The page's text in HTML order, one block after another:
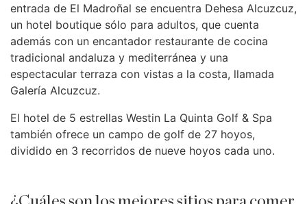
entrada de El Madroñal se encuentra Dehesa Alcuzcuz,
un hotel boutique sólo para adultos, que cuenta
además con un encantador restaurante de cocina
tradicional andaluza y mediterránea y una
espectacular terraza con vistas a la costa, llamada
Galería Alcuzcuz.
El hotel de 5 estrellas Westin La Quinta Golf & Spa
también ofrece un campo de golf de 27 hoyos,
dividido en 3 recorridos de nueve hoyos cada uno.